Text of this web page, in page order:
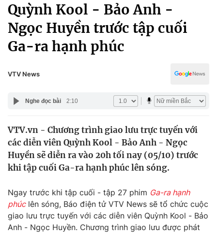
Chính trị
Xã hội
Tin tức
Thế giới đó đây
Câu chuyện quốc tế
Kinh tế
Tài chính
Góc doanh nghiệp
Dữ liệu và đời sống
Truyền hình
Phim VTV
Giải trí
Truyền hình
Văn hóa - Giải trí
Đời sống
Giáo dục
Quỳnh Kool - Bảo Anh -
Ngọc Huyền trước tập cuối
Ga-ra hạnh phúc
VTV News
Nghe đọc bài 2:10
VTV.vn - Chương trình giao lưu trực tuyến với
các diễn viên Quỳnh Kool - Bảo Anh - Ngọc
Huyền sẽ diễn ra vào 20h tối nay (05/10) trước
khi tập cuối Ga-ra hạnh phúc lên sóng.
Ngay trước khi tập cuối - tập 27 phim Ga-ra hạnh
phúclên sóng, Báo điện tử VTV News sẽ tổ chức cuộc
giao lưu trực tuyến với các diễn viên Quỳnh Kool - Bảo
Anh - Ngọc Huyền. Chương trình giao lưu được phát